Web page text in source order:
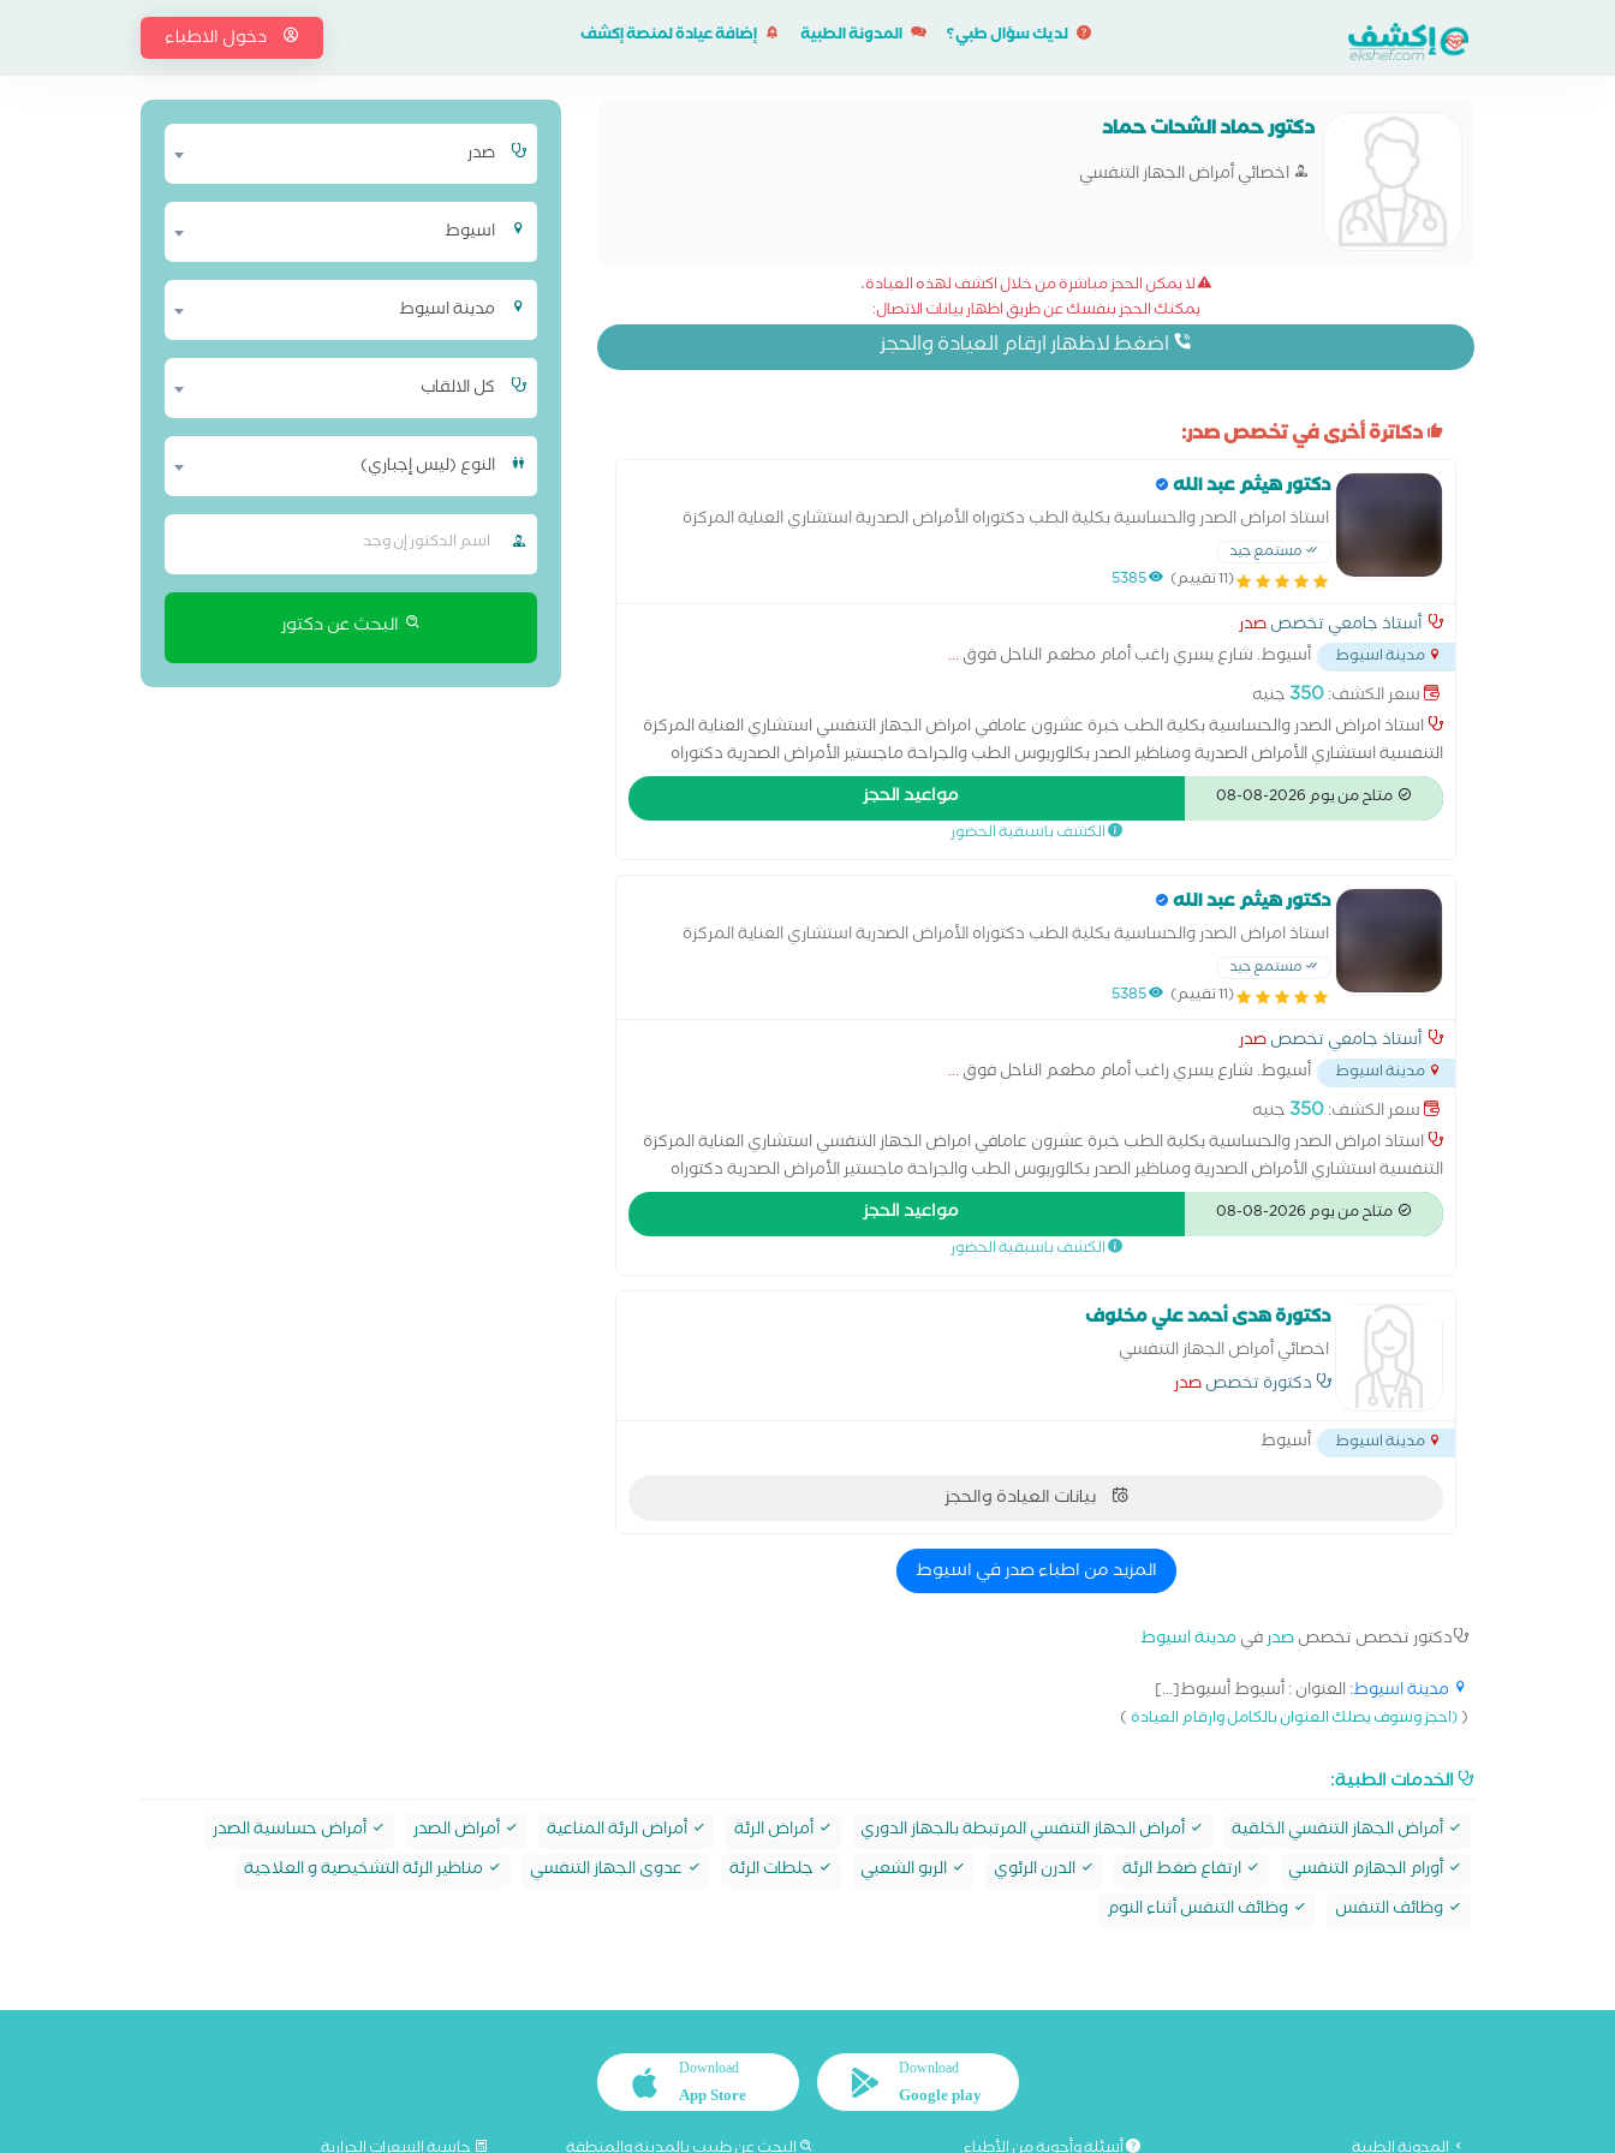
لديك سؤال طبي؟ المدونة الطبية إضافة عيادة لمنصة إكشف دخول الاطباء
دكتور حماد الشحات حماد
اخصائي أمراض الجهاز التنفسي
لا يمكن الحجز مباشرة من خلال اكشف لهذه العيادة،
يمكنك الحجز بنفسك عن طريق اظهار بيانات الاتصال:
اضغط لاظهار ارقام العيادة والحجز
دكاترة أخرى في تخصص صدر:
دكتور هيثم عبد الله
استاذ امراض الصدر والحساسية بكلية الطب دكتوراه الأمراض الصدرية استشاري العناية المركزة
والمناظير
مستمع جيد
(11 تقييم) 5385
أستاذ جامعي تخصصصدر
مدينة اسيوط أسيوط. شارع يسري راغب أمام مطعم الناحل فوق...
سعر الكشف:350 جنيه
استاذ امراض الصدر والحساسية بكلية الطب خبرة عشرون عامافي امراض الجهاز التنفسي استشاري العناية المركزة
التنفسية استشاري الأمراض الصدرية ومناظير الصدر بكالوريوس الطب والجراحة ماجستير الأمراض الصدرية دكتوراه
الأمراض الصدرية
متاح من يوم 2026-08-08 مواعيد الحجز
الكشف باسبقية الحضور
دكتور هيثم عبد الله
استاذ امراض الصدر والحساسية بكلية الطب دكتوراه الأمراض الصدرية استشاري العناية المركزة
والمناظير
مستمع جيد
(11 تقييم) 5385
أستاذ جامعي تخصصصدر
مدينة اسيوط أسيوط. شارع يسري راغب أمام مطعم الناحل فوق...
سعر الكشف:350 جنيه
استاذ امراض الصدر والحساسية بكلية الطب خبرة عشرون عامافي امراض الجهاز التنفسي استشاري العناية المركزة
التنفسية استشاري الأمراض الصدرية ومناظير الصدر بكالوريوس الطب والجراحة ماجستير الأمراض الصدرية دكتوراه
الأمراض الصدرية
متاح من يوم 2026-08-08 مواعيد الحجز
الكشف باسبقية الحضور
دكتورة هدى أحمد علي مخلوف
اخصائي أمراض الجهاز التنفسي
دكتورة تخصصصدر
مدينة اسيوط أسيوط
بيانات العيادة والحجز
المزيد من اطباء صدر في اسيوط
دكتور تخصص تخصصصدرفي مدينة اسيوط
مدينة اسيوط: العنوان : أسيوط أسيوط[...]
((احجز وسوف يصلك العنوان بالكامل وارقام العيادة)
صدر
اسيوط
مدينة اسيوط
كل الالقاب
النوع (ليس إجباري)
البحث عن دكتور
الخدمات الطبية:
أمراض الجهاز التنفسي الخلقية أمراض الجهاز التنفسي المرتبطة بالجهاز الدوري أمراض الرئة أمراض الرئة المناعية أمراض الصدر
أمراض حساسية الصدر
أورام الجهازم التنفسي
ارتفاع ضغط الرئة الدرن الرئوي الربو الشعبي جلطات الرئة عدوى الجهاز التنفسي
مناظير الرئة التشخيصية و العلاجية
وظائف التنفس
وظائف التنفس أثناء النوم
Download
Google play
Download
App Store